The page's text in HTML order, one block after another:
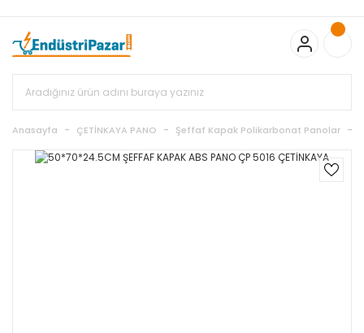
Bayonet J Tip Termokupul Ürünlerinde 50 Adet Alımlarda
Sepette Ekstra %5 İskonto...
50.000,00TL ve Üzeri EMKO Ürünleri
Alışverişlerinizde Sepette %5 EK İNDİRİM...
%15 İskonto... 50.000,00TL ve Üzeri GEMO Ürünleri
Alışverişlerinizde Sepette %3 EK İNDİRİM...
Standart Bayonet J Tip Termokupul Ürünlerinde 100 Adet
Anasayfa ÇETİNKAYA PANO Şeffaf Kapak Polikarbonat Panolar